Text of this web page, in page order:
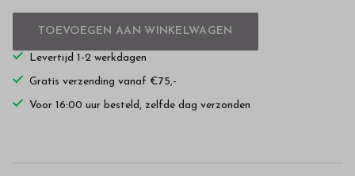
TOEVOEGEN AAN WINKELWAGEN
Levertijd 1-2 werkdagen
Gratis verzending vanaf €75,-
Voor 16:00 uur besteld, zelfde dag verzonden